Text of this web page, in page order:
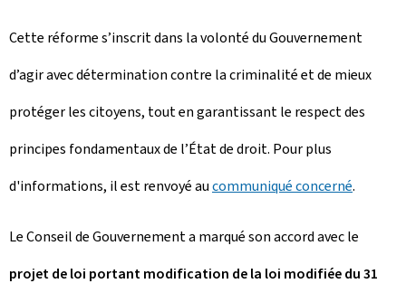
Cette réforme s’inscrit dans la volonté du Gouvernement
d’agir avec détermination contre la criminalité et de mieux
protéger les citoyens, tout en garantissant le respect des
principes fondamentaux de l’État de droit. Pour plus
d'informations, il est renvoyé aucommuniqué concerné.
Le Conseil de Gouvernement a marqué son accord avec le
projet de loi portant modification de la loi modifiée du 31